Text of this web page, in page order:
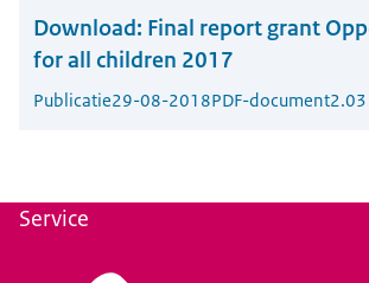
Download: Final report grant
for all children 2017
Publicatie29-08-2018PDF-document
Service